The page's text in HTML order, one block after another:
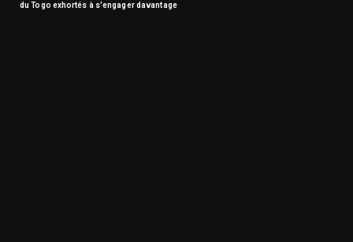
du Togo exhortés à s’engager davantage